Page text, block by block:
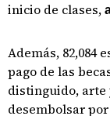
inicio de clases,
Además, 82,084
pago de las
distinguido, arte
desembolsar